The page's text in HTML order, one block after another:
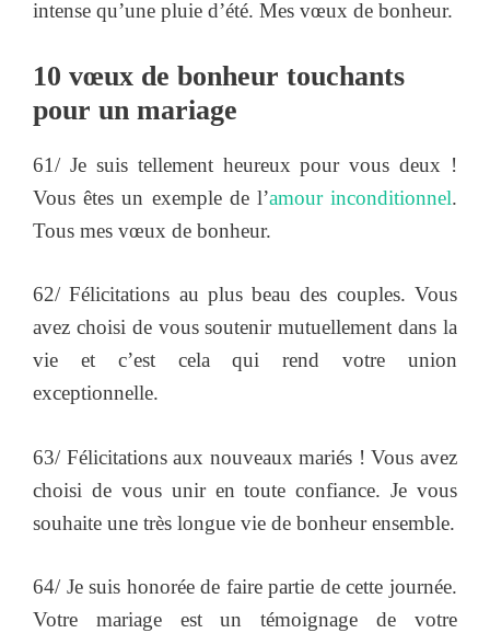
intense qu’une pluie d’été. Mes vœux de bonheur.
10 vœux de bonheur touchants
pour un mariage
61/ Je suis tellement heureux pour vous deux !
Vous êtes un exemple de l’amour inconditionnel.
Tous mes vœux de bonheur.
62/ Félicitations au plus beau des couples. Vous
avez choisi de vous soutenir mutuellement dans la
vie et c’est cela qui rend votre union
exceptionnelle.
63/ Félicitations aux nouveaux mariés ! Vous avez
choisi de vous unir en toute confiance. Je vous
souhaite une très longue vie de bonheur ensemble.
64/ Je suis honorée de faire partie de cette journée.
Votre mariage est un témoignage de votre